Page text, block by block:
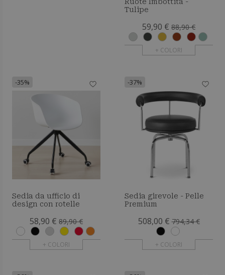
Tulipe
59,90 € 88,90 €
+ COLORI
-35%
Sedia da ufficio di
design con rotelle
58,90 € 89,90 €
+ COLORI
-37%
Sedia girevole - Pelle
Premium
508,00 € 794,34 €
+ COLORI